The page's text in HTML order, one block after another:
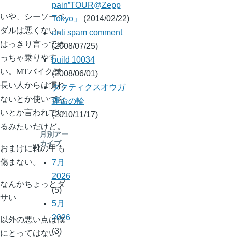
いや、シーソーペ
ダルは悪くない。
はっきり言ってめ
っちゃ乗りやす
い。MTバイク歴
長い人からは慣れ
ないとか使いづら
いとか言われてい
るみたいだけど。
おまけに靴の甲も
傷まない。
なんかちょっとダ
サい
以外の悪い点は僕
にとってはない。
pain”TOUR@Zepp
Tokyo」
(2014/02/22)
anti spam comment
(2008/07/25)
build 10034
(2008/06/01)
タクティクスオウガ
運命の輪
(2010/11/17)
月別アー
カイブ
7月
2026
(5)
5月
2026
(3)